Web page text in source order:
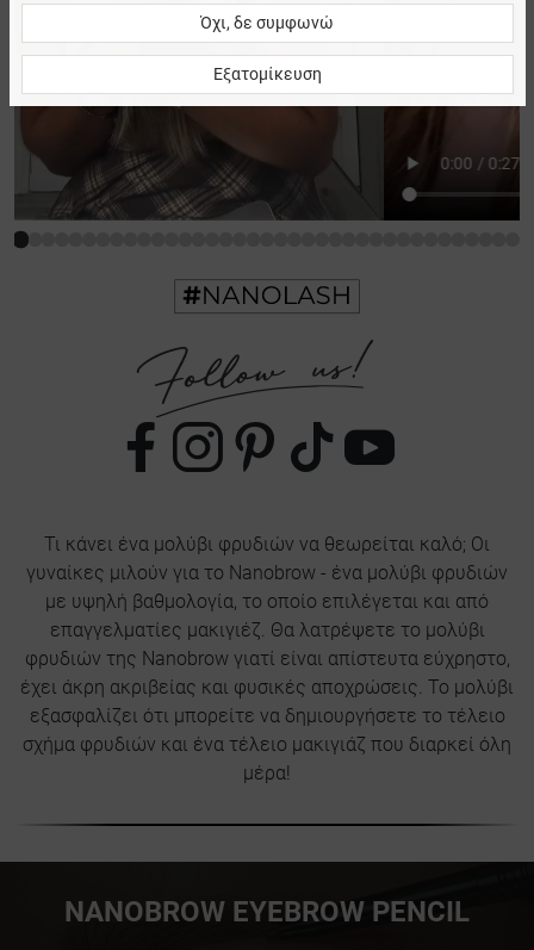
Τι κάνει ένα μολύβι φρυδιών να θεωρείται καλό; Οι
γυναίκες μιλούν για το Nanobrow - ένα μολύβι φρυδιών
με υψηλή βαθμολογία, το οποίο επιλέγεται και από
επαγγελματίες μακιγιέζ. Θα λατρέψετε το μολύβι
φρυδιών της Nanobrow γιατί είναι απίστευτα εύχρηστο,
έχει άκρη ακριβείας και φυσικές αποχρώσεις. Το μολύβι
εξασφαλίζει ότι μπορείτε να δημιουργήσετε το τέλειο
σχήμα φρυδιών και ένα τέλειο μακιγιάζ που διαρκεί όλη
μέρα!
NANOBROW EYEBROW PENCIL
Όχι, δε συμφωνώ
Εξατομίκευση